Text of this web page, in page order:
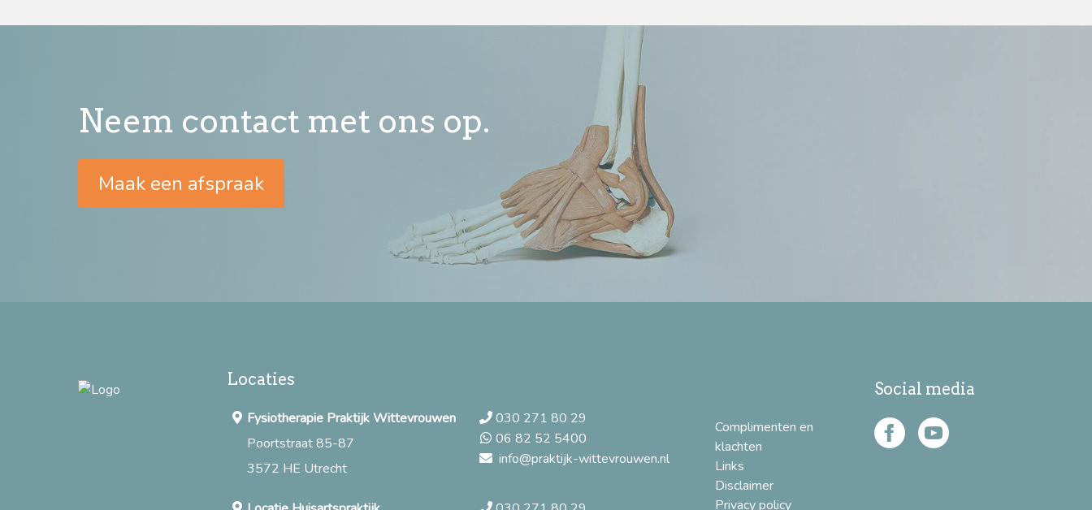
Neem contact met ons op.
Maak een afspraak
Locaties
Fysiotherapie Praktijk Wittevrouwen
Poortstraat 85-87
3572 HE Utrecht
030 271 80 29
06 82 52 5400
info@praktijk-wittevrouwen.nl
Complimenten en
klachten
Links
Disclaimer
Privacy policy
Social media